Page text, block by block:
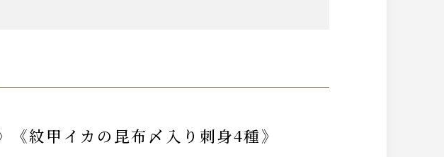
《紋甲イカの昆布〆入り刺身4種》